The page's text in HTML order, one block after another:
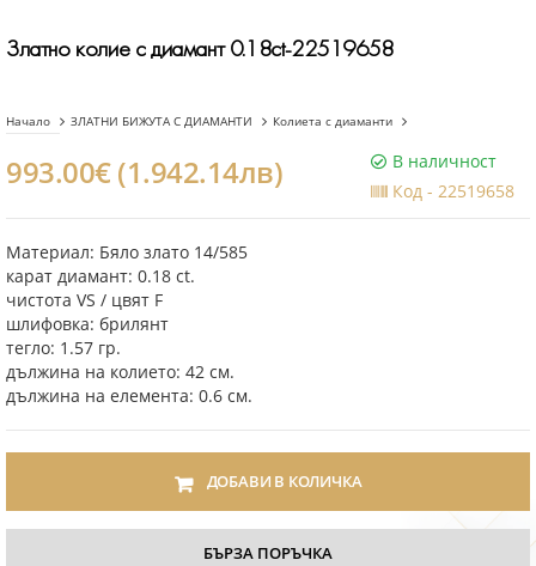
Златно колие с диамант 0.18ct-22519658
Начало ЗЛАТНИ БИЖУТА С ДИАМАНТИ Колиета с диаманти
993.00€ (1.942.14лв)
В наличност
Код -22519658
Материал: Бяло злато 14/585
карат диамант: 0.18 ct.
чистота VS / цвят F
шлифовка: брилянт
тегло: 1.57 гр.
дължина на колието: 42 см.
дължина на елемента: 0.6 см.
ДОБАВИ В КОЛИЧКА
БЪРЗА ПОРЪЧКА